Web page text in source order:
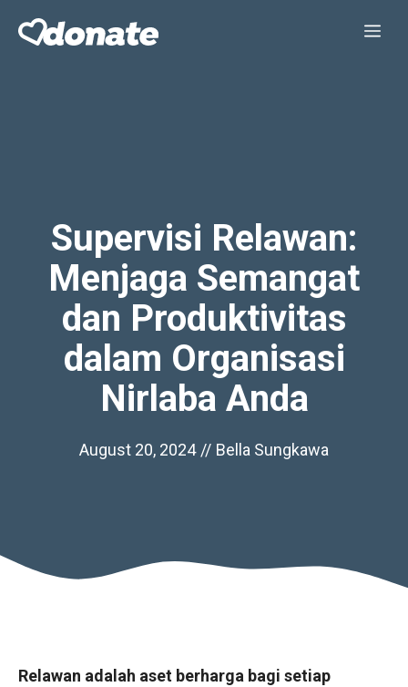
Supervisi Relawan:
Menjaga Semangat
dan Produktivitas
dalam Organisasi
Nirlaba Anda
August 20, 2024 // Bella Sungkawa
Relawan adalah aset berharga bagi setiap